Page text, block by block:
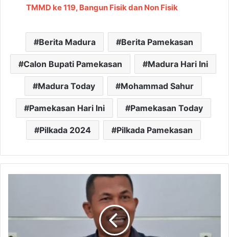
TMMD ke 119, Bangun Fisik dan Non Fisik
Berita Madura Berita Pamekasan
Calon Bupati Pamekasan Madura Hari Ini
Madura Today Mohammad Sahur
Pamekasan Hari Ini Pamekasan Today
Pilkada 2024 Pilkada Pamekasan